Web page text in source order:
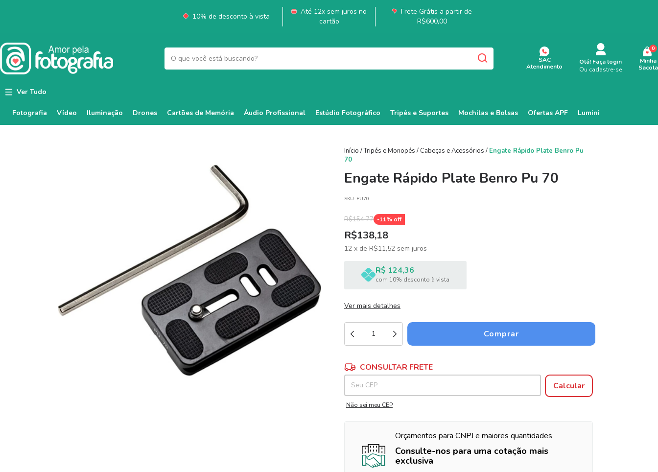
10% de desconto à vista
Até 12x sem juros no
cartão
Frete Grátis a partir de
R$600,00
SAC
Atendimento
Olá! Faça login
Ou cadastre-se
Minha
Sacola
0
Ver Tudo
Fotografia Vídeo Iluminação Drones Cartões de Memória Áudio Profissional Estúdio Fotográfico Tripés e Suportes Mochilas e Bolsas Ofertas APF Lumini
Início /Tripés e Monopés / Cabeças e Acessórios / Engate Rápido Plate Benro Pu
70
Engate Rápido Plate Benro Pu 70
SKU: PU70
R$154,77 -11% off
R$138,18
12 x de R$11,52 sem juros
R$ 124,36
com 10% desconto à vista
Ver mais detalhes
Entregas para o CEP:
CONSULTAR FRETE
Calcular
Não sei meu CEP
Orçamentos para CNPJ e maiores quantidades
Consulte-nos para uma cotação mais
exclusiva